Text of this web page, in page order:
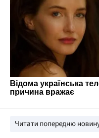
Читати попередню